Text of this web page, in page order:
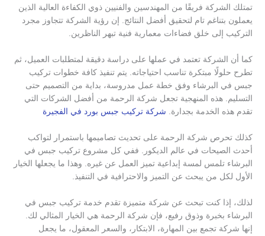
تمتلك الشركة فريقًا من المهندسين والفنيين ذوي الكفاءة العالية الذين
يعملون بتناغم تام لتحقيق أفضل النتائج. إن رؤية الشركة تتجاوز مجرد
التركيب إلى خلق فضاءات معمارية فنية تبهر الناظرين.
كما أن الشركة تعتمد في عملها على دراسة دقيقة لمتطلبات العميل، ثم
تطرح حلولًا مبتكرة تناسب احتياجاته. يتم تنفيذ كافة خطوات تركيب
جبس في البرشاء وفق خطة عمل مدروسة، بداية من التصميم حتى
التسليم. هذه المنهجية تجعل شركة الرحمة من أفضل الشركات التي
تقدم هذه الخدمة بجدارة. شركة تركيب جبس بورد في الفجيرة
كذلك تحرص شركة الرحمة على تحديث تصاميمها باستمرار لتواكب
أحدث الصيحات في عالم الديكور. ففي كل مشروع تركيب جبس في
البرشاء تلمس لمسة إبداعية تميز العمل عن غيره. وهذا ما يجعلها الخيار
الأول لكل من يبحث عن التميز والاحترافية في التنفيذ.
لذلك، إذا كنت تبحث عن شركة متميزة تقدم خدمة تركيب جبس في
البرشاء بخبرة وذوق رفيع، فإن شركة الرحمة هي الخيار المثالي لك.
إنها شركة تجمع بين المهارة، الابتكار، والسعر المعقول، ما يجعل